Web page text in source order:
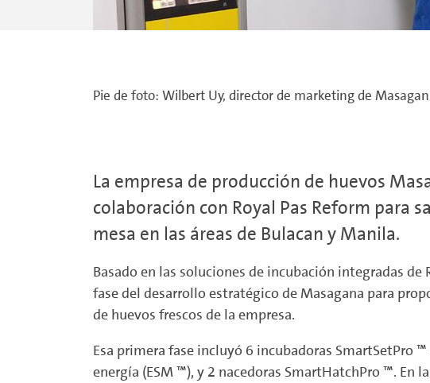
Pie de foto: Wilbert Uy, director de marketing de
La empresa de producción de huevos
colaboración con Royal Pas Reform para
mesa en las áreas de Bulacan y Manila.
Basado en las soluciones de incubación integradas
fase del desarrollo estratégico de Masagana para
de huevos frescos de la empresa.
Esa primera fase incluyó 6 incubadoras
energía (ESM ™), y 2 nacedoras SmartHatchPro ™. En